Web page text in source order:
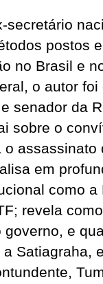
secretário
postos
no Brasil e
o autor
senador da
sobre o
o
em
como
revela
e
Satiagraha,